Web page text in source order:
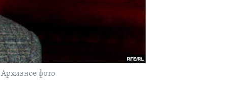
фото